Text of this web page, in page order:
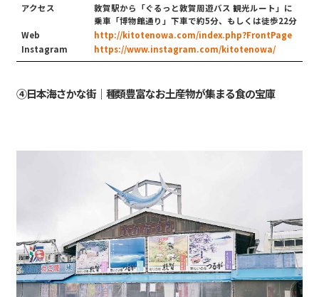
アクセス
敦賀駅から「ぐるっと敦賀周遊バス 観光ルート」に
乗車「博物館通り」下車で約5分、もしくは徒歩22分
Web
http://kitotenowa.com/index.php?FrontPage
Instagram
https://www.instagram.com/kitotenowa/
④日本海さかな街｜種類豊富なお土産物が集まる食の宝庫